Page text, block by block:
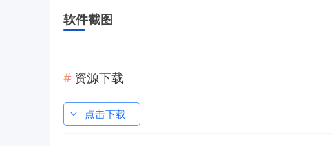
软件截图
资源下载
点击下载